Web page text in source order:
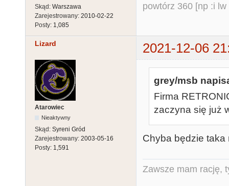
Skąd: Warszawa
Zarejestrowany: 2010-02-22
Posty: 1,085
powtórz 360 [np :i lw
Lizard 2021-12-06
Atarowiec
Nieaktywny
Skąd: Syreni Gród
Zarejestrowany: 2003-05-16
Posty: 1,591
grey/msb
Firma
zaczyna się już
Chyba będzie taka
Zawsze mam rację,